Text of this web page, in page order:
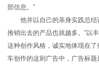
部信息。”
他并以自己的亲身实践总结
推销出去的产品也就越多。”以
这种创作风格，诚实地体现在
车创作的这则广告中，广告标